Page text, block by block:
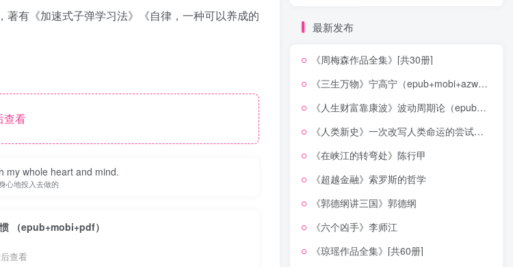
有《加速式子弹学习法》《自律，一种可以养成的
查看
my whole heart and mind.
心地投入去做的
（epub+mobi+pdf）
查看
最新发布
《周梅森作品全集》[共30册]
《三生万物》宁高宁（epub+mobi+azw3+pdf）
《人生财富靠康波》波动周期论（epub+mobi+azw3+pdf）
《人类新史》一次改写人类命运的尝试（epub+mobi+azw3+pdf）
《在峡江的转弯处》陈行甲
《超越金融》索罗斯的哲学
《郭德纲讲三国》郭德纲
《六个凶手》李师江
《琼瑶作品全集》[共60册]